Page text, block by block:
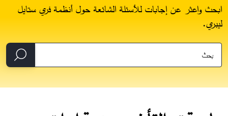
ابحث واعثر عن إجابات للأسئلة الشائعة حول أنظمة فري ستايل
ليبري.